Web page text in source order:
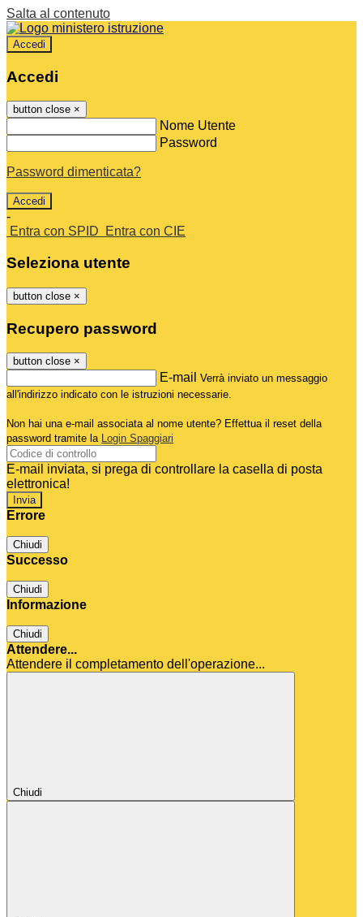
Salta al contenuto
Accedi
Accedi
button close ×
Nome Utente
Password
Password dimenticata?
-
Entra con SPID
Entra con CIE
Seleziona utente
button close ×
Recupero password
button close ×
E-mail Verrà inviato un messaggio
all'indirizzo indicato con le istruzioni necessarie.
Non hai una e-mail associata al nome utente? Effettua il reset della
password tramite la Login Spaggiari
E-mail inviata, si prega di controllare la casella di posta
elettronica!
Errore
Chiudi
Successo
Chiudi
Informazione
Chiudi
Attendere...
Attendere il completamento dell'operazione...
Chiudi